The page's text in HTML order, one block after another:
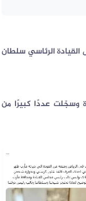
الرئاسي سلطان
وسجّلت عددًا كبيرًا من